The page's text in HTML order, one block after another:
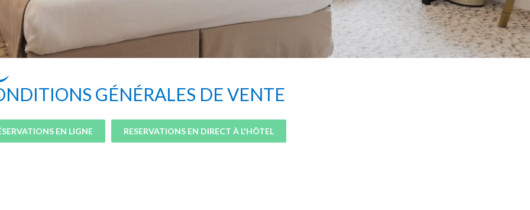
GÉNÉRALES DE VENTE
EN LIGNE RESERVATIONS EN DIRECT À L'HÔTEL